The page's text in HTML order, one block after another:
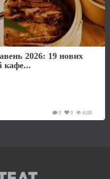
2026: 19 нових
кафе...
4188
0
0